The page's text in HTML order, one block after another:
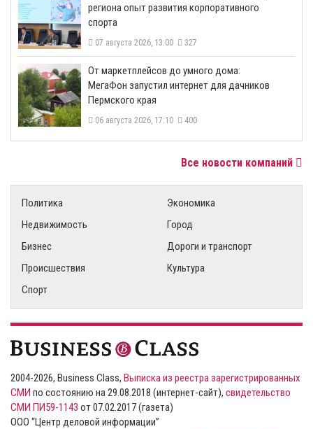
региона опыт развития корпоративного
спорта
07 августа 2026, 13:00 327
От маркетплейсов до умного дома:
МегаФон запустил интернет для дачников
Пермского края
06 августа 2026, 17:10 400
Все новости компаний
Политика
Экономика
Недвижимость
Город
Бизнес
Дороги и транспорт
Происшествия
Культура
Спорт
2004-2026, Business Class, Выписка из реестра зарегистрированных
СМИ по состоянию на 29.08.2018 (интернет-сайт), свидетельство
СМИ ПИ59-1143 от 07.02.2017 (газета)
ООО “Центр деловой информации”